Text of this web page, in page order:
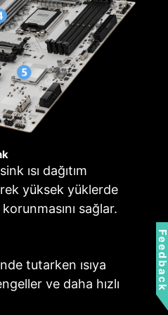
ısı dağıtım
yüksek yüklerde
sağlar.
tutarken ısıya
ve daha hızlı
konnektör başlığı.
için sezgisel
özelliği sunar.
AKILLI FAN &
MANUEL FAN